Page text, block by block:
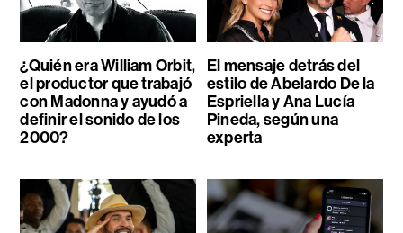
¿Quién era William Orbit,
el productor que trabajó
con Madonna y ayudó a
definir el sonido de los
2000?
El mensaje detrás del
estilo de Abelardo De la
Espriella y Ana Lucía
Pineda, según una
experta